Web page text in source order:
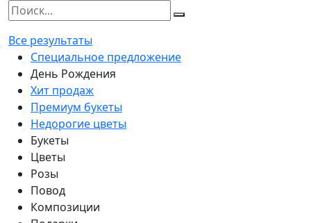
Все результаты
Специальное предложение
День Рождения
Хит продаж
Премиум букеты
Недорогие цветы
Букеты
Цветы
Розы
Повод
Композиции